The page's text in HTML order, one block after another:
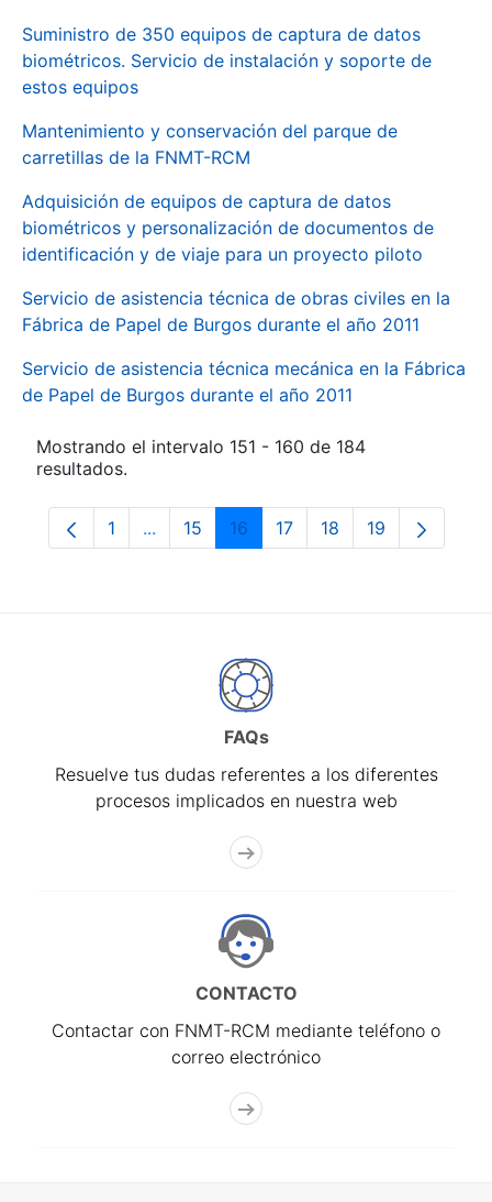
Suministro de 350 equipos de captura de datos
biométricos. Servicio de instalación y soporte de
estos equipos
Mantenimiento y conservación del parque de
carretillas de la FNMT-RCM
Adquisición de equipos de captura de datos
biométricos y personalización de documentos de
identificación y de viaje para un proyecto piloto
Servicio de asistencia técnica de obras civiles en la
Fábrica de Papel de Burgos durante el año 2011
Servicio de asistencia técnica mecánica en la Fábrica
de Papel de Burgos durante el año 2011
Mostrando el intervalo 151 - 160 de 184
resultados.
Página
1 ...Páginas intermedias Use TAB para
Página
15 Página
16 Página
17 Página
18 Página
19
FAQs
Resuelve tus dudas referentes a los diferentes
procesos implicados en nuestra web
CONTACTO
Contactar con FNMT-RCM mediante teléfono o
correo electrónico